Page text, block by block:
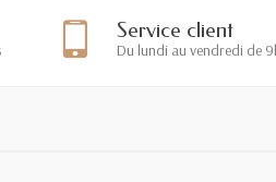
Service client
Du lundi au vendredi de